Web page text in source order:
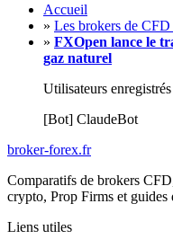
Accueil
» Les brokers de CFD
» FXOpen lance le
gaz naturel
Utilisateurs
[Bot] ClaudeBot
broker-forex.fr
Comparatifs de brokers
crypto, Prop Firms et guides
Liens utiles